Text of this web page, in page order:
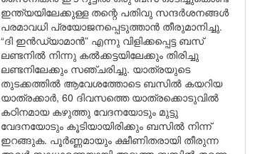
ഇന്ത്യയിലേക്കുള്ള തന്റെ പതിവു സന്ദർശനങ്ങൾ
പരമാവധി പ്രയോജനപ്പെടുത്താൻ തീരുമാനിച്ചു.
“ദി ഇൻഡ്യാമാൻ” എന്നു വിളിക്കപ്പെട്ട ബസ്
ലണ്ടനിൽ നിന്നു കൽക്കട്ടയിലേക്കും തിരിച്ചു
ലണ്ടനിലേക്കും സഞ്ചരിച്ചു. യാത്രയുടെ
തുടക്കത്തിൽ ആവേശത്തോടെ ബസിൽ കയറിയ
യാത്രക്കാർ, 60 ദിവസത്തെ യാത്രക്കൊടുവിൽ
കഠിനമായ കഴുത്തു വേദനയോടും മുട്ടു
വേദനയോടും കൂടിയായിരിക്കും ബസിൽ നിന്ന്
ഇറങ്ങുക. പൂർണ്ണമായും ക്ഷീണിതരായി തീരുന്ന